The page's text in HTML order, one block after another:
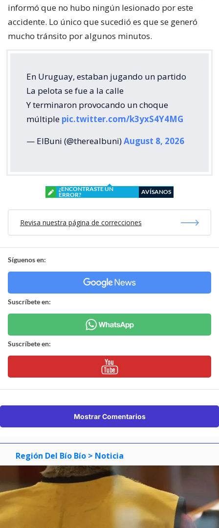
informó que no hubo ningún lesionado por este
accidente. Lo único que sucedió es que se generó
mucho tránsito por algunos minutos.
En Uruguay, estaban jugando un partido
La pelota se fue a la calle
Y terminaron provocando un choque
múltiple pic.twitter.com/k3yxS4Y4MG
— ElBuni (@therealbuni)August 8, 2026
¿ENCONTRASTE UN
ERROR?
AVÍSANOS
Revisa nuestra página de correcciones
Síguenos en:
Suscríbete en:
Suscríbete en:
Mostrar Comentarios
Región Del Bío Bío > Noticia